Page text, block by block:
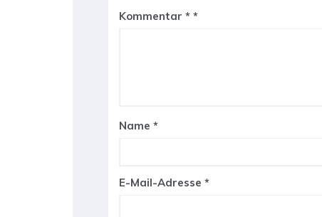
Kommentar *
Name *
E-Mail-Adresse *